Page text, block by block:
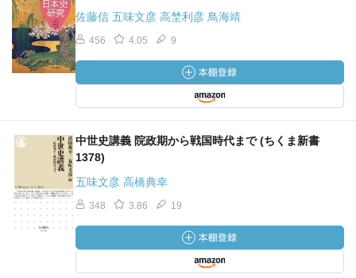
佐藤信 五味文彦 高埜利彦 鳥海靖
456 4.05 9
中世史講義 院政期から戦国時代まで (ちくま新書
1378)
五味文彦 高橋典幸
348 3.86 19